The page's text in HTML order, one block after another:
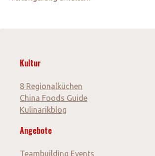
Kultur
8 Regionalküchen
China Foods Guide
Kulinarikblog
Angebote
Teambuilding Events